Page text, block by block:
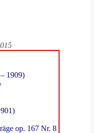
1909)
op. 167 Nr. 8